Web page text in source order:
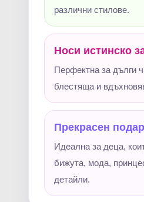
различни стилове.
Носи истинско
Перфектна за дълги
блестяща и
Прекрасен
Идеална за деца,
бижута, мода,
детайли.